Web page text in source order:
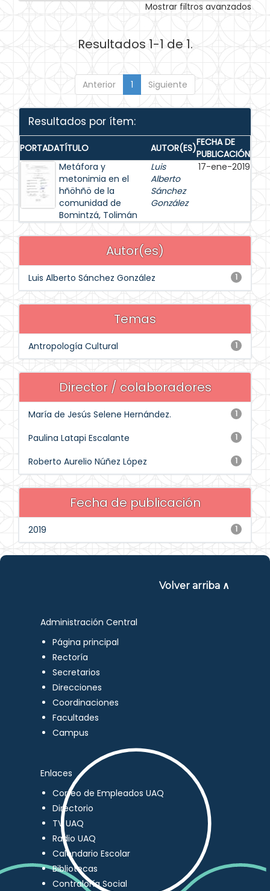
Mostrar filtros avanzados
Resultados 1-1 de 1.
Anterior 1 Siguiente
Resultados por ítem:
PORTADATÍTULO AUTOR(ES)FECHA DE
PUBLICACIÓN
Metáfora y
metonimia en el
hñöhñö de la
comunidad de
Bomintzá, Tolimán
Luis
Alberto
Sánchez
González
17-ene-2019
Autor(es)
1
Luis Alberto Sánchez González
Temas
1
Antropología Cultural
Director / colaboradores
1
María de Jesús Selene Hernández.
1
Paulina Latapi Escalante
1
Roberto Aurelio Núñez López
Fecha de publicación
1
2019
Volver arriba ∧
Administración Central
Página principal
Rectoría
Secretarios
Direcciones
Coordinaciones
Facultades
Campus
Enlaces
Correo de Empleados UAQ
Directorio
TV UAQ
Radio UAQ
Calendario Escolar
Bibliotecas
Contraloría Social